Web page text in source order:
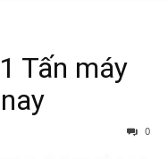
Tấn máy
0